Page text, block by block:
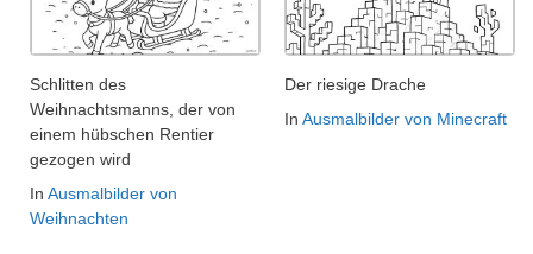
Schlitten des
Weihnachtsmanns, der von
einem hübschen Rentier
gezogen wird
In Ausmalbilder von
Weihnachten
Der riesige Drache
In Ausmalbilder von Minecraft